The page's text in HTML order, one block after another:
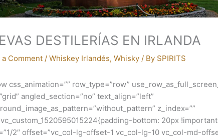
DESTILERÍAS EN IRLANDA
a Comment /Whiskey Irlandés,Whisky / By SPIRITS
css_animation=”” row_type=”row”
angled_section=”no” text_align=”left”
z_index=””
bottom: 20px
2″ offset=”vc_col-lg-offset-1 vc_col-lg-10 vc_col-md-